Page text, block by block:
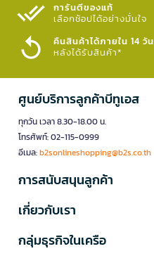
การันตีของแท้
เลือกช้อปได้อย่างมั่นใจ​
คืนสินค้าได้ภายใน 14 วัน
หลังได้รับสินค้า*
ศูนย์บริการลูกค้าบีทูเอส
ทุกวัน เวลา 8.30-18.00 น.
โทรศัพท์: 02-115-0999
อีเมล:b2sonlineshopping@b2s.co.th
การสนับสนุนลูกค้า
เกี่ยวกับเรา
กลุ่มธุรกิจในเครือ